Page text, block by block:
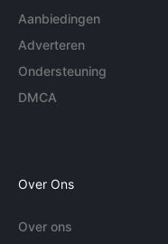
Aanbiedingen
Adverteren
Ondersteuning
DMCA
Over Ons
Over ons